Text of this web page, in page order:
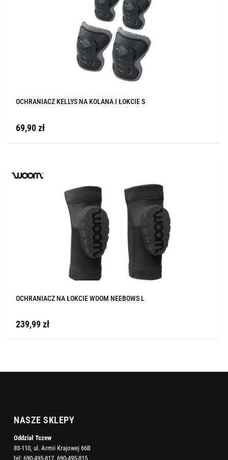
OCHRANIACZ KELLYS NA KOLANA I ŁOKCIE S
69,90 zł
OCHRANIACZ NA ŁOKCIE WOOM NEEBOWS L
239,99 zł
NASZE SKLEPY
Oddział Tczew
83-110, ul. Armii Krajowej 66B
tel: 690-495-817 690-495-815